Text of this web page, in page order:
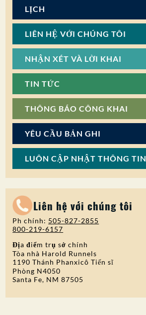
LỊCH
LIÊN HỆ VỚI CHÚNG TÔI
NHẬN XÉT VÀ LỜI KHAI
TIN TỨC
THÔNG BÁO CÔNG KHAI
YÊU CẦU BẢN GHI
LUÔN CẬP NHẬT THÔNG TIN
Liên hệ với chúng tôi
Ph chính: 505-827-2855
800-219-6157
Địa điểm trụ sở chính
Tòa nhà Harold Runnels
1190 Thánh Phanxicô Tiến sĩ
Phòng N4050
Santa Fe, NM 87505